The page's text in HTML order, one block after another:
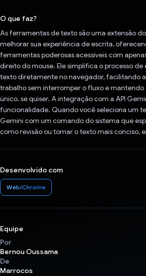
O que faz?
As ferramentas de texto são uma extensão
melhorar sua experiência de escrita,
ferramentas poderosas acessíveis com
direito do mouse. Ele simplifica o processo
texto diretamente no navegador, facilitando
trabalho sem interromper o fluxo e mantendo
único, se quiser. A integração com a API
funcionalidade. Quando você seleciona um
Gemini com um comando do sistema que
como revisão ou tornar o texto mais conciso,
Desenvolvido com
Web/Chrome
Equipe
Por
Bernou Oussama
De
Marrocos